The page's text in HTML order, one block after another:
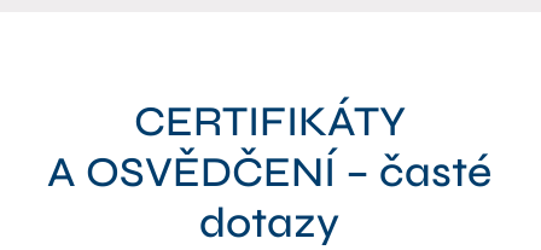
CERTIFIKÁTY
A OSVĚDČENÍ – časté
dotazy